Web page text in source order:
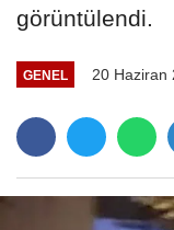
görüntülendi.
GENEL 20 Haziran